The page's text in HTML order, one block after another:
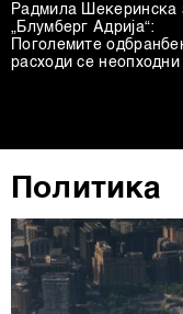
Радмила Шекеринска
„Блумберг Адрија“:
Поголемите
расходи се неопходни
Политика